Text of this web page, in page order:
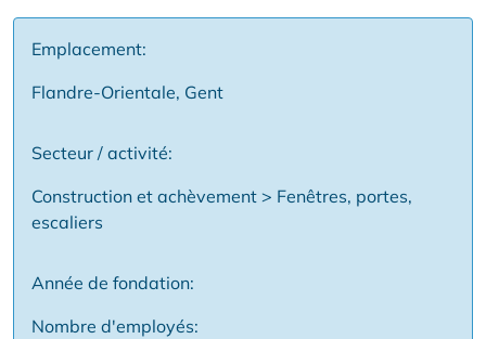
Emplacement:
Flandre-Orientale, Gent
Secteur / activité:
Construction et achèvement > Fenêtres, portes,
escaliers
Année de fondation:
Nombre d'employés: